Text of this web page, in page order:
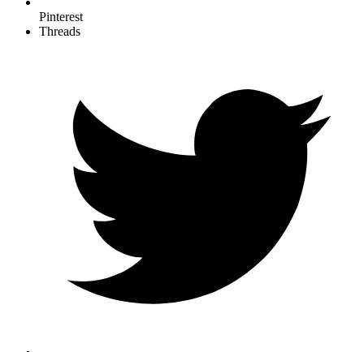
Pinterest
Threads